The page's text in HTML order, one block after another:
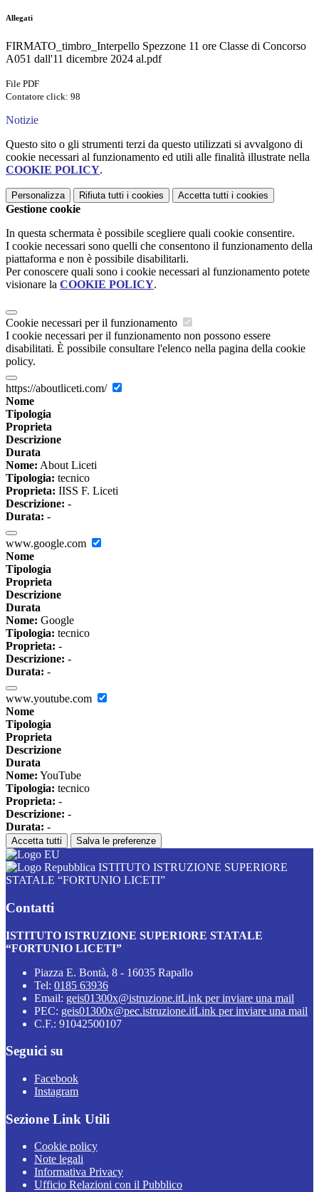
Allegati
FIRMATO_timbro_Interpello Spezzone 11 ore Classe di Concorso
A051 dall'11 dicembre 2024 al.pdf
File PDF
Contatore click: 98
Notizie
Questo sito o gli strumenti terzi da questo utilizzati si avvalgono di
cookie necessari al funzionamento ed utili alle finalità illustrate nella
COOKIE POLICY.
Personalizza Rifiuta tutti i cookies Accetta tutti i cookies
Gestione cookie
In questa schermata è possibile scegliere quali cookie consentire.
I cookie necessari sono quelli che consentono il funzionamento della
piattaforma e non è possibile disabilitarli.
Per conoscere quali sono i cookie necessari al funzionamento potete
visionare la COOKIE POLICY.
Cookie necessari per il funzionamento
I cookie necessari per il funzionamento non possono essere
disabilitati. È possibile consultare l'elenco nella pagina della cookie
policy.
https://aboutliceti.com/
Nome
Tipologia
Proprieta
Descrizione
Durata
Nome: About Liceti
Tipologia: tecnico
Proprieta: IISS F. Liceti
Descrizione: -
Durata: -
www.google.com
Nome
Tipologia
Proprieta
Descrizione
Durata
Nome: Google
Tipologia: tecnico
Proprieta: -
Descrizione: -
Durata: -
www.youtube.com
Nome
Tipologia
Proprieta
Descrizione
Durata
Nome: YouTube
Tipologia: tecnico
Proprieta: -
Descrizione: -
Durata: -
Accetta tutti Salva le preferenze
ISTITUTO ISTRUZIONE SUPERIORE
STATALE “FORTUNIO LICETI”
Contatti
ISTITUTO ISTRUZIONE SUPERIORE STATALE
“FORTUNIO LICETI”
Piazza E. Bontà, 8 - 16035 Rapallo
Tel: 0185 63936
Email: geis01300x@istruzione.itLink per inviare una mail
PEC: geis01300x@pec.istruzione.itLink per inviare una mail
C.F.: 91042500107
Seguici su
Facebook
Instagram
Sezione Link Utili
Cookie policy
Note legali
Informativa Privacy
Ufficio Relazioni con il Pubblico